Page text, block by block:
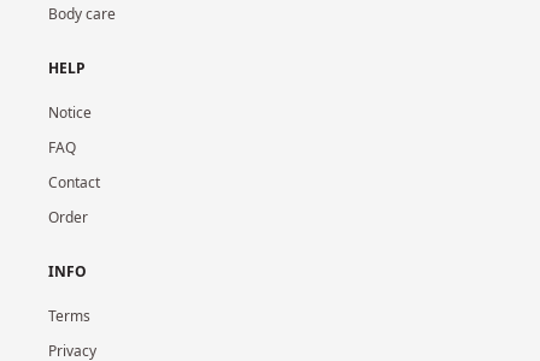
Body care
HELP
Notice
FAQ
Contact
Order
INFO
Terms
Privacy